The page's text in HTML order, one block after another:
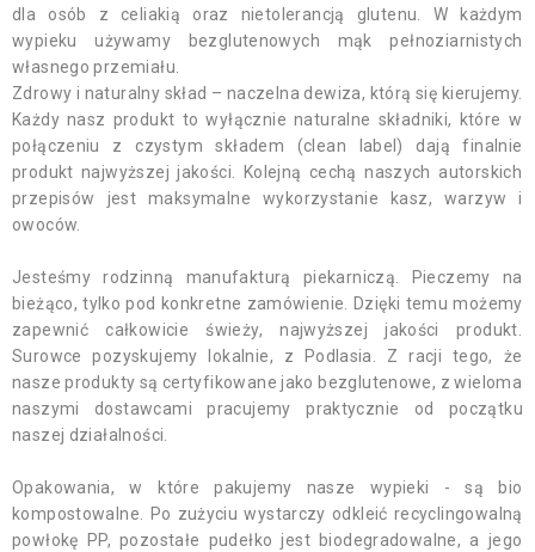
dla osób z celiakią oraz nietolerancją glutenu. W każdym
wypieku używamy bezglutenowych mąk pełnoziarnistych
własnego przemiału.
Zdrowy i naturalny skład – naczelna dewiza, którą się kierujemy.
Każdy nasz produkt to wyłącznie naturalne składniki, które w
połączeniu z czystym składem (clean label) dają finalnie
produkt najwyższej jakości. Kolejną cechą naszych autorskich
przepisów jest maksymalne wykorzystanie kasz, warzyw i
owoców.
Jesteśmy rodzinną manufakturą piekarniczą. Pieczemy na
bieżąco, tylko pod konkretne zamówienie. Dzięki temu możemy
zapewnić całkowicie świeży, najwyższej jakości produkt.
Surowce pozyskujemy lokalnie, z Podlasia. Z racji tego, że
nasze produkty są certyfikowane jako bezglutenowe, z wieloma
naszymi dostawcami pracujemy praktycznie od początku
naszej działalności.
Opakowania, w które pakujemy nasze wypieki - są bio
kompostowalne. Po zużyciu wystarczy odkleić recyclingowalną
powłokę PP, pozostałe pudełko jest biodegradowalne, a jego